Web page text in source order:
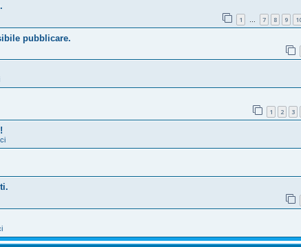
1 … 7 8 9
pubblicare.
1 2 3